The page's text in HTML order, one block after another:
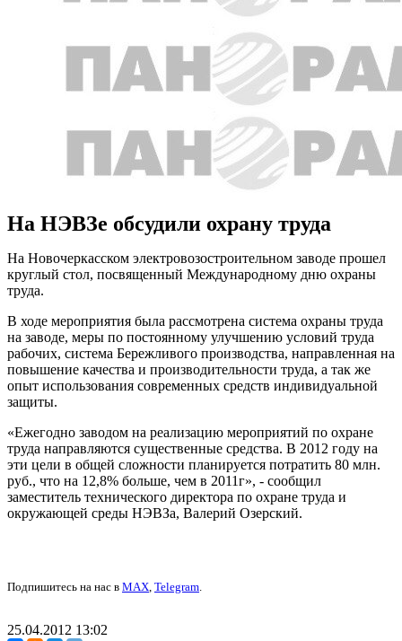
На НЭВЗе обсудили охрану труда
На Новочеркасском электровозостроительном заводе прошел
круглый стол, посвященный Международному дню охраны
труда.
В ходе мероприятия была рассмотрена система охраны труда
на заводе, меры по постоянному улучшению условий труда
рабочих, система Бережливого производства, направленная на
повышение качества и производительности труда, а так же
опыт использования современных средств индивидуальной
защиты.
«Ежегодно заводом на реализацию мероприятий по охране
труда направляются существенные средства. В 2012 году на
эти цели в общей сложности планируется потратить 80 млн.
руб., что на 12,8% больше, чем в 2011г», - сообщил
заместитель технического директора по охране труда и
окружающей среды НЭВЗа, Валерий Озерский.
Подпишитесь на нас в MAX, Telegram.
25.04.2012 13:02